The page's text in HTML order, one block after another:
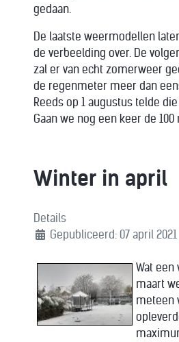
gedaan.
De laatste weermodellen
de verbeelding over. De
zal er van echt zomerweer
de regenmeter meer dan
Reeds op 1 augustus telde
Gaan we nog een keer de
Winter in april
Details
Gepubliceerd: 07 april 2021
Wat een
maart
meteen